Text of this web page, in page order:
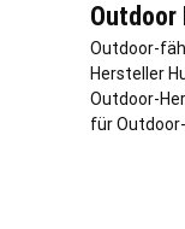
Outdoor
Outdoor-
Hersteller
Outdoor-
für